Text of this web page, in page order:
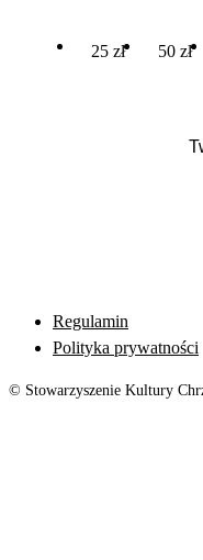
25 zł 50 zł
Regulamin
Polityka prywatności
© Stowarzyszenie Kultury